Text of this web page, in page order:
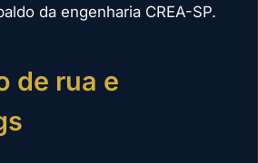
da engenharia CREA-SP.
de rua e